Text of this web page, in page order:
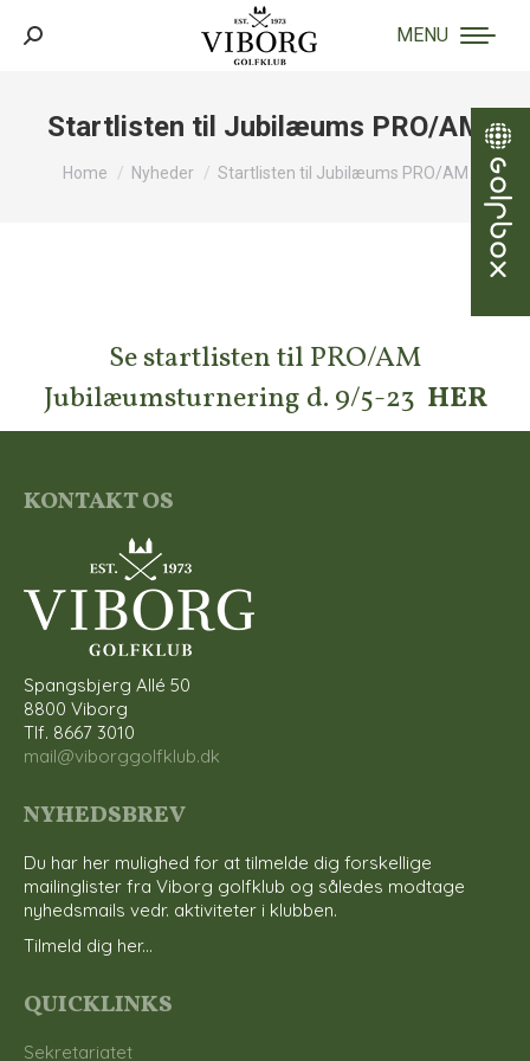
MENU
Search:
Startlisten til Jubilæums PRO/AM
You are here:
Home Nyheder Startlisten til Jubilæums PRO/AM
Se startlisten til PRO/AM
Jubilæumsturnering d. 9/5-23 HER
KONTAKT OS
Spangsbjerg Allé 50
8800 Viborg
Tlf. 8667 3010
mail@viborggolfklub.dk
NYHEDSBREV
Du har her mulighed for at tilmelde dig forskellige
mailinglister fra Viborg golfklub og således modtage
nyhedsmails vedr. aktiviteter i klubben.
Tilmeld dig her...
QUICKLINKS
Sekretariatet